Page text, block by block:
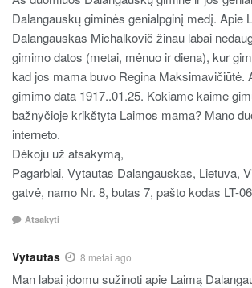
Dalangauskų giminės genialpginį medį. Apie
Dalangauskas Michalkovič žinau labai
gimimo datos (metai, mėnuo ir diena), kur
kad jos mama buvo Regina Maksimavičiūtė.
gimimo data 1917..01.25. Kokiame kaime
bažnyčioje krikštyta Laimos mama? Mano
interneto.
Dėkoju už atsakymą,
Pagarbiai, Vytautas Dalangauskas, Lietuva,
gatvė, namo Nr. 8, butas 7, pašto kodas LT-
Atsakyti
Vytautas 8 metai ago
Man labai įdomu sužinoti apie Laimą